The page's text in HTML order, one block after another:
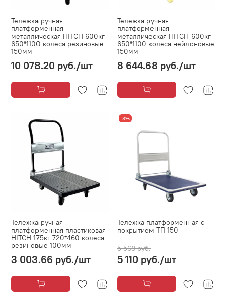
Тележка ручная
платформенная
металлическая HITCH 600кг
650*1100 колеса резиновые
150мм
10 078.20 руб./шт
Тележка ручная
платформенная
металлическая HITCH 600кг
650*1100 колеса нейлоновые
150мм
8 644.68 руб./шт
Тележка ручная
платформенная пластиковая
HITCH 175кг 720*460 колеса
резиновые 100мм
3 003.66 руб./шт
-8%
Тележка платформенная с
покрытием ТП 150
5 568 руб.
5 110 руб./шт